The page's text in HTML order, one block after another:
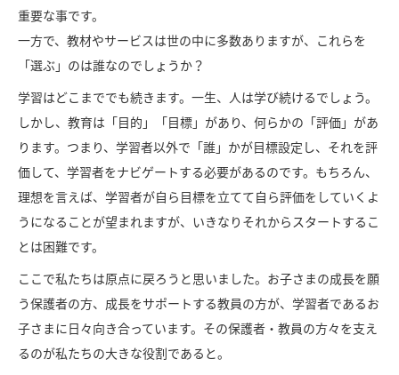
重要な事です。
一方で、教材やサービスは世の中に多数ありますが、これらを
「選ぶ」のは誰なのでしょうか？
学習はどこまででも続きます。一生、人は学び続けるでしょう。
しかし、教育は「目的」「目標」があり、何らかの「評価」があ
ります。つまり、学習者以外で「誰」かが目標設定し、それを評
価して、学習者をナビゲートする必要があるのです。もちろん、
理想を言えば、学習者が自ら目標を立てて自ら評価をしていくよ
うになることが望まれますが、いきなりそれからスタートするこ
とは困難です。
ここで私たちは原点に戻ろうと思いました。お子さまの成長を願
う保護者の方、成長をサポートする教員の方が、学習者であるお
子さまに日々向き合っています。その保護者・教員の方々を支え
るのが私たちの大きな役割であると。